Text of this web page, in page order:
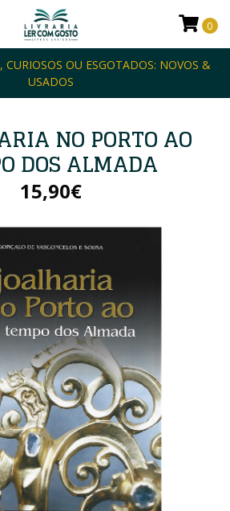
CURIOSOS OU ESGOTADOS: NOVOS &
USADOS
0
NO PORTO AO
DOS ALMADA
15,90€